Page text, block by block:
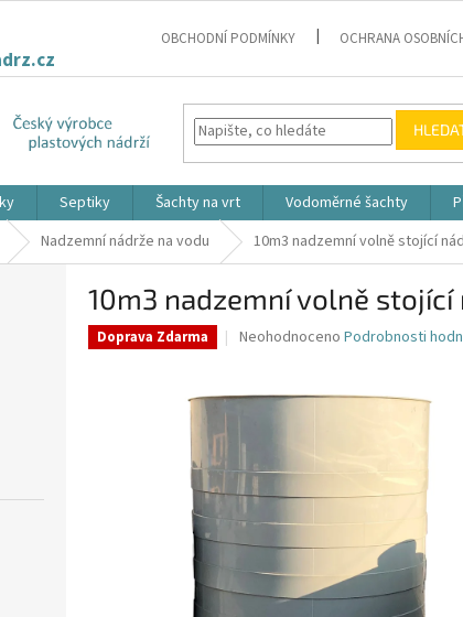
OBCHODNÍ PODMÍNKY OCHRANA
Septiky Šachty na vrt Vodoměrné šachty
Nadzemní nádrže na vodu 10m3 nadzemní volně stojící
10m3 nadzemní volně stojící
Doprava Zdarma
Průměrné
je
z
hvězdiček.
Neohodnoceno Podrobnosti